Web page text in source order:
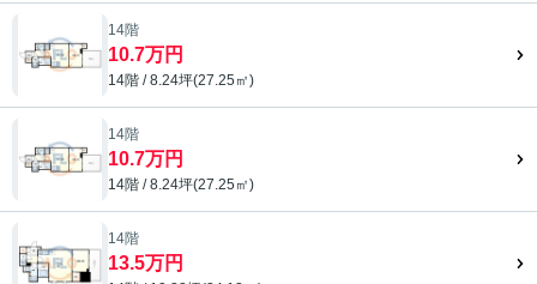
14階
10.7万円
14階 / 8.24坪(27.25㎡)
14階
10.7万円
14階 / 8.24坪(27.25㎡)
14階
13.5万円